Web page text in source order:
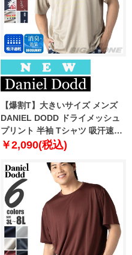
【爆割T】大きいサイズ メンズ
DANIEL DODD ドライメッシュ
プリント 半袖 Tシャツ 吸汗速乾
春夏新作 tjt-2602dry3 【fre】
￥2,090(税込)